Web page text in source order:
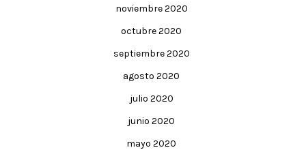
noviembre 2020
octubre 2020
septiembre 2020
agosto 2020
julio 2020
junio 2020
mayo 2020